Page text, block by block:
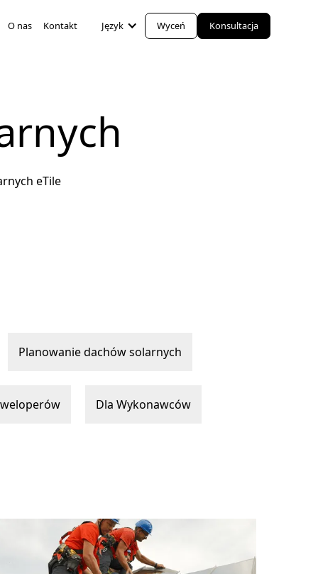
O nas Kontakt Język Wyceń Konsultacja
eTile
Planowanie dachów solarnych
Dla Wykonawców